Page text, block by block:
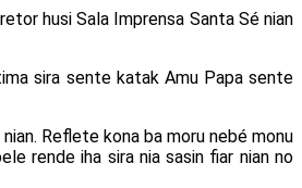
husi Sala Imprensa Santa Sé nian
sira sente katak Amu Papa sente
Reflete kona ba moru nebé monu
rende iha sira nia sasin fiar nian no